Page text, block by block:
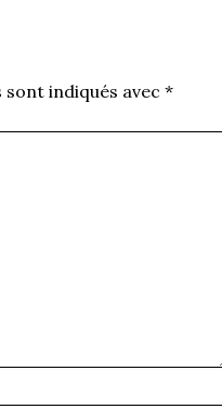
indiqués avec *